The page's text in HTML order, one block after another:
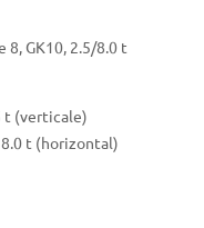
GK10, 2.5/8.0 t
t (verticale)
t (horizontal)